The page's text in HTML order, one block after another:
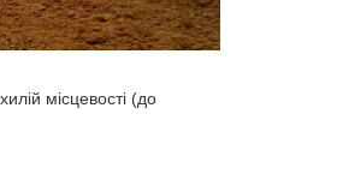
місцевості (до